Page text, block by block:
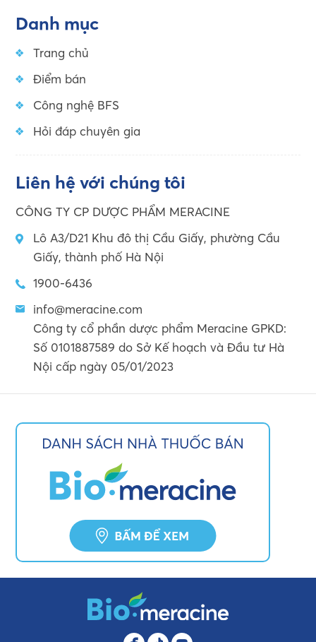
Danh mục
Trang chủ
Điểm bán
Công nghệ BFS
Hỏi đáp chuyên gia
Liên hệ với chúng tôi
CÔNG TY CP DƯỢC PHẨM MERACINE
Lô A3/D21 Khu đô thị Cầu Giấy, phường Cầu
Giấy, thành phố Hà Nội
1900-6436
info@meracine.com
Công ty cổ phần dược phẩm Meracine GPKD:
Số 0101887589 do Sở Kế hoạch và Đầu tư Hà
Nội cấp ngày 05/01/2023